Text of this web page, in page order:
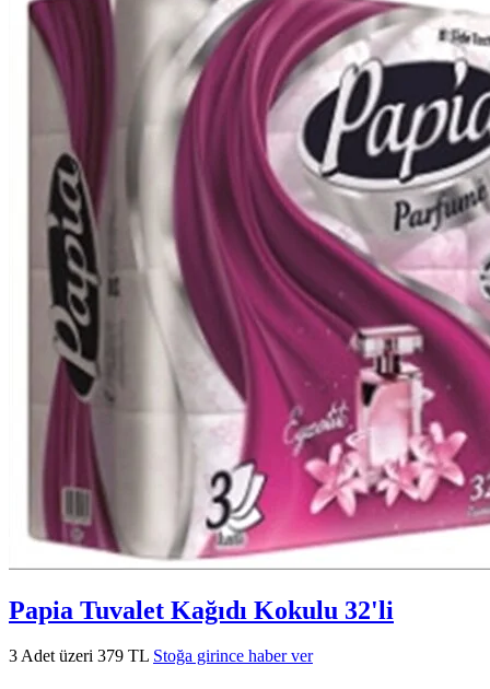
Papia Tuvalet Kağıdı Kokulu 32'li
3 Adet üzeri 379 TL Stoğa girince haber ver